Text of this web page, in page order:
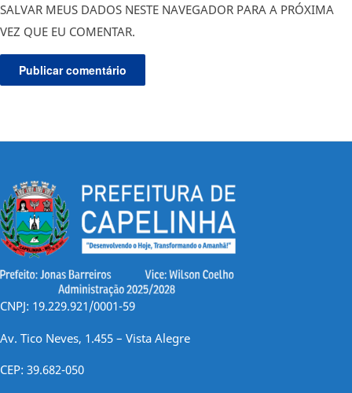
SALVAR MEUS DADOS NESTE NAVEGADOR PARA A PRÓXIMA
VEZ QUE EU COMENTAR.
CNPJ: 19.229.921/0001-59
Av. Tico Neves, 1.455 – Vista Alegre
CEP: 39.682-050